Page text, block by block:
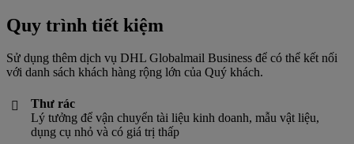
Quy trình tiết kiệm
Sử dụng thêm dịch vụ DHL Globalmail Business để có thể kết nối
với danh sách khách hàng rộng lớn của Quý khách.

Thư rác
Lý tưởng để vận chuyển tài liệu kinh doanh, mẫu vật liệu,
dụng cụ nhỏ và có giá trị thấp